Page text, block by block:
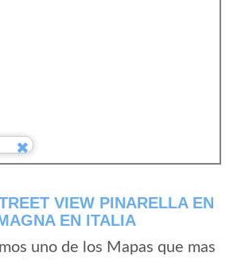
VIEW PINARELLA EN
EN ITALIA
uno de los Mapas que mas